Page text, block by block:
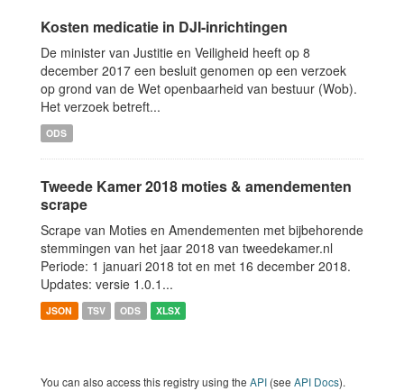
Kosten medicatie in DJI-inrichtingen
De minister van Justitie en Veiligheid heeft op 8
december 2017 een besluit genomen op een verzoek
op grond van de Wet openbaarheid van bestuur (Wob).
Het verzoek betreft...
ODS
Tweede Kamer 2018 moties & amendementen
scrape
Scrape van Moties en Amendementen met bijbehorende
stemmingen van het jaar 2018 van tweedekamer.nl
Periode: 1 januari 2018 tot en met 16 december 2018.
Updates: versie 1.0.1...
JSON TSV ODS XLSX
You can also access this registry using the API (see API Docs).